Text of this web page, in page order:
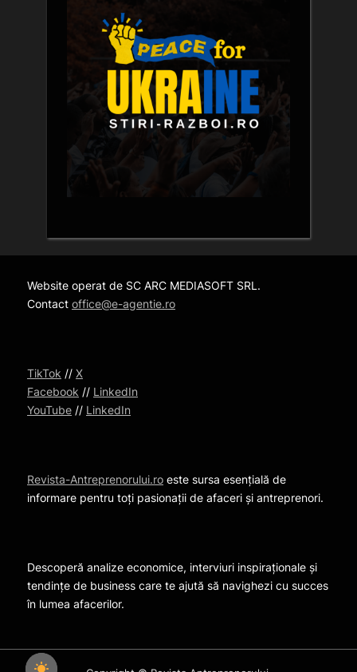
Website operat de SC ARC MEDIASOFT SRL.
Contact office@e-agentie.ro
TikTok // X
Facebook // LinkedIn
YouTube // LinkedIn
Revista-Antreprenorului.ro este sursa esențială de
informare pentru toți pasionații de afaceri și antreprenori.
Descoperă analize economice, interviuri inspiraționale și
tendințe de business care te ajută să navighezi cu succes
în lumea afacerilor.